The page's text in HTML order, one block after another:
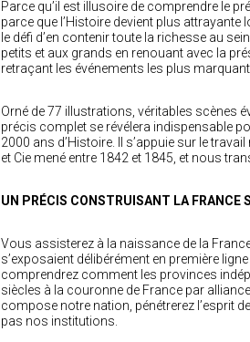
Parce qu’il est illusoire de comprendre le
parce que l’Histoire devient plus
le défi d’en contenir toute la richesse au
petits et aux grands en renouant avec la
retraçant les événements les plus
Orné de 77 illustrations, véritables scènes
précis complet se révélera indispensable
2000 ans d’Histoire. Il s’appuie sur le
et Cie mené entre 1842 et 1845, et nous
UN PRÉCIS CONSTRUISANT LA FRANCE
Vous assisterez à la naissance de la
s’exposaient délibérément en première
comprendrez comment les provinces
siècles à la couronne de France par
compose notre nation, pénétrerez l’esprit
pas nos institutions.